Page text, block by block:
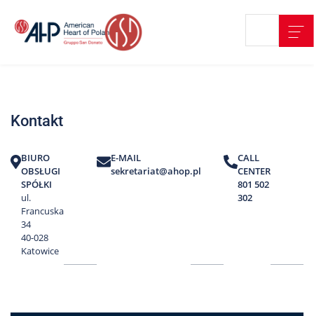
treści
Strefa
Edukacja
Pacjenta
O
nas
Marki
Kontakt
BIURO
OBSŁUGI
SPÓŁKI
ul.
Francuska
34
40-028
Katowice
E-MAIL
sekretariat@ahop.pl
CALL
CENTER
801 502
302